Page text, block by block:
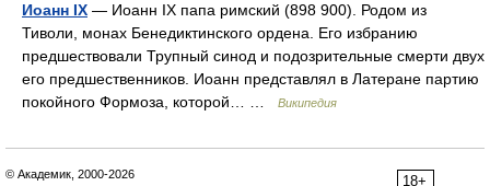
Иоанн ІХ — Иоанн IX папа римский (898 900). Родом из
Тиволи, монах Бенедиктинского ордена. Его избранию
предшествовали Трупный синод и подозрительные смерти двух
его предшественников. Иоанн представлял в Латеране партию
покойного Формоза, которой… …
Википедия
18+
© Академик, 2000-2026